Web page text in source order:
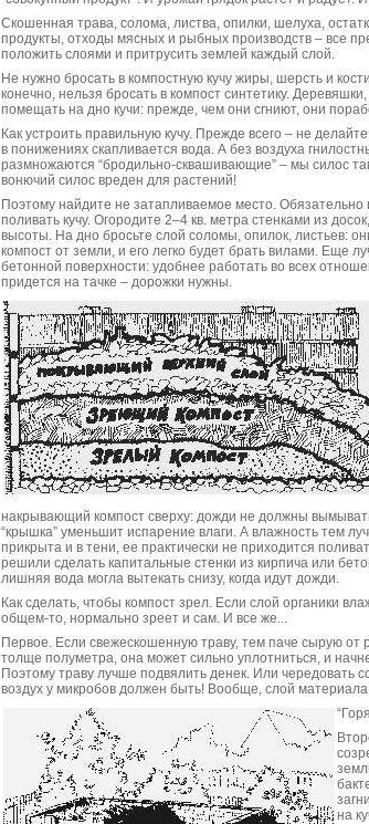
Скошенная трава, солома, листва, опилки, шелуха,
продукты, отходы мясных и рыбных производств – все
положить слоями и притрусить землей каждый слой.
Не нужно бросать в компостную кучу жиры, шерсть и
конечно, нельзя бросать в компост синтетику.
помещать на дно кучи: прежде, чем они сгниют, они
Как устроить правильную кучу. Прежде всего – не
в понижениях скапливается вода. А без воздуха
размножаются “бродильно-сквашивающие” – мы силос
вонючий силос вреден для растений!
Поэтому найдите не затапливаемое место. Обязательно
поливать кучу. Огородите 2–4 кв. метра стенками из
высоты. На дно бросьте слой соломы, опилок, листьев:
компост от земли, и его легко будет брать вилами. Еще
бетонной поверхности: удобнее работать во всех
придется на тачке – дорожки нужны.
накрывающий компост сверху: дожди не должны
“крышка” уменьшит испарение влаги. А влажность тем
прикрыта и в тени, ее практически не приходится
решили сделать капитальные стенки из кирпича или
лишняя вода могла вытекать снизу, когда идут дожди.
Как сделать, чтобы компост зрел. Если слой органики
общем-то, нормально зреет и сам. И все же...
Первое. Если свежескошенную траву, тем паче сырую от
толще полуметра, она может сильно уплотниться, и
Поэтому траву лучше подвялить денек. Или чередовать
воздух у микробов должен быть! Вообще, слой
на